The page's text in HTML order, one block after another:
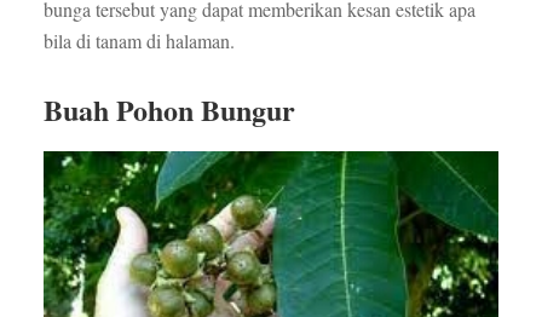
bunga tersebut yang dapat memberikan kesan estetik apa
bila di tanam di halaman.
Buah Pohon Bungur